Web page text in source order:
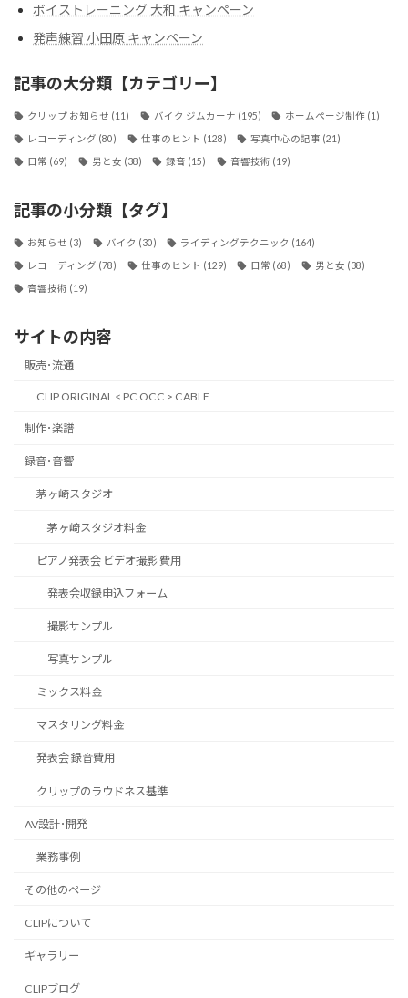
ボイストレーニング 大和 キャンペーン
発声練習 小田原 キャンペーン
記事の大分類【カテゴリー】
クリップ お知らせ (11) バイク ジムカーナ (195) ホームページ制作 (1)
レコーディング (80) 仕事のヒント (128) 写真中心の記事 (21)
日常 (69) 男と女 (38) 録音 (15) 音響技術 (19)
記事の小分類【タグ】
お知らせ (3) バイク (30) ライディングテクニック (164)
レコーディング (78) 仕事のヒント (129) 日常 (68) 男と女 (38)
音響技術 (19)
サイトの内容
販売･流通
CLIP ORIGINAL < PC OCC > CABLE
制作･楽譜
録音･音響
茅ヶ崎スタジオ
茅ヶ崎スタジオ料金
ピアノ発表会 ビデオ撮影 費用
発表会収録申込フォーム
撮影サンプル
写真サンプル
ミックス料金
マスタリング料金
発表会 録音費用
クリップのラウドネス基準
AV設計･開発
業務事例
その他のページ
CLIPについて
ギャラリー
CLIPブログ